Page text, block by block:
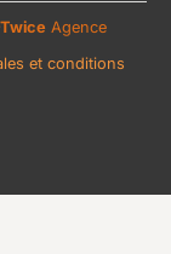
Agence
et conditions